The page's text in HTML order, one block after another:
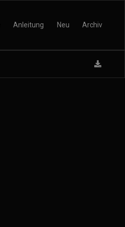
Anleitung Neu Archiv